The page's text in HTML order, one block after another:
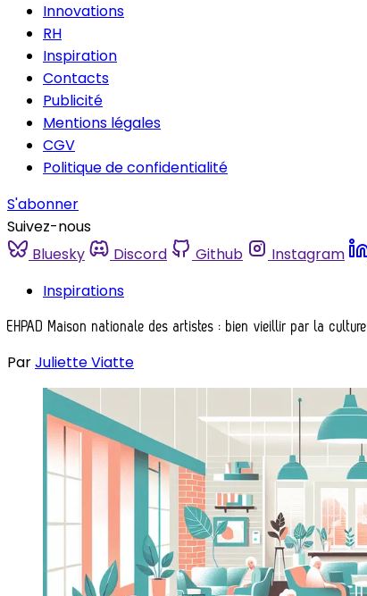
Innovations
RH
Inspiration
Contacts
Publicité
Mentions légales
CGV
Politique de confidentialité
S'abonner
Suivez-nous
Bluesky
Discord Github Instagram
Inspirations
EHPAD Maison nationale des artistes : bien vieillir par la culture
ParJuliette Viatte